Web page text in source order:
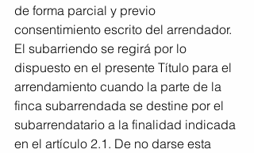
de forma parcial y previo
consentimiento escrito del arrendador.
El subarriendo se regirá por lo
dispuesto en el presente Título para el
arrendamiento cuando la parte de la
finca subarrendada se destine por el
subarrendatario a la finalidad indicada
en el artículo 2.1. De no darse esta